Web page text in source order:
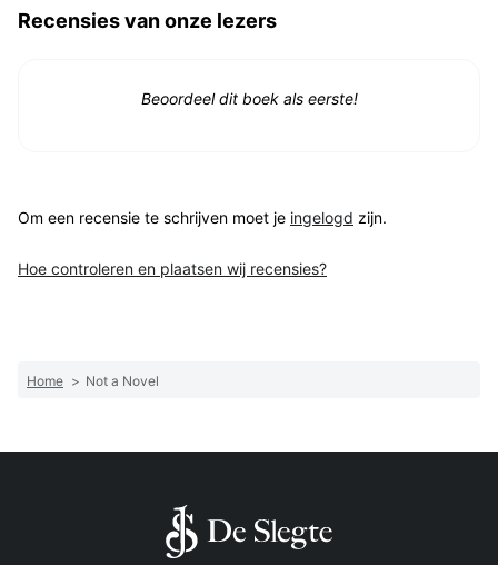
Recensies van onze lezers
Beoordeel dit boek als eerste!
Om een recensie te schrijven moet je ingelogd zijn.
Hoe controleren en plaatsen wij recensies?
Home > Not a Novel